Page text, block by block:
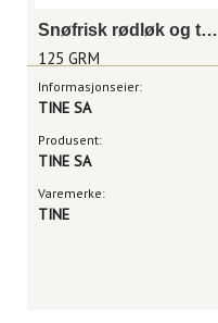
Snøfrisk rødløk og timian 125 g
125 GRM
Informasjonseier:
TINE SA
Produsent:
TINE SA
Varemerke:
TINE